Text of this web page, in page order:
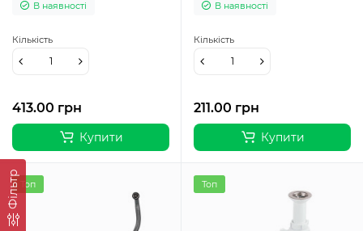
Фільтр
гофри 40/50мм) Lidz
В наявності
413.00 грн
Кількість
Купити
В наявності
211.00 грн
Кількість
Купити
Топ Топ